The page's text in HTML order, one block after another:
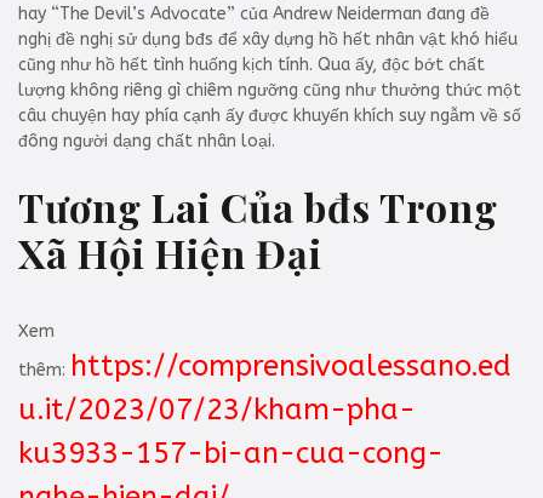
hay “The Devil’s Advocate” của Andrew Neiderman đang đề
nghị đề nghị sử dụng bđs để xây dựng hồ hết nhân vật khó hiểu
cũng như hồ hết tình huống kịch tính. Qua ấy, độc bớt chất
lượng không riêng gì chiêm ngưỡng cũng như thưởng thức một
câu chuyện hay phía cạnh ấy được khuyến khích suy ngẫm về số
đông người dạng chất nhân loại.
Tương Lai Của bđs Trong
Xã Hội Hiện Đại
Xem
thêm: https://comprensivoalessano.ed
u.it/2023/07/23/kham-pha-
ku3933-157-bi-an-cua-cong-